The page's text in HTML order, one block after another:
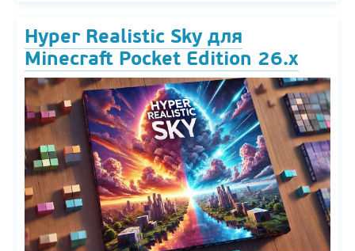
Hyper Realistic Sky для
Minecraft Pocket Edition 26.x